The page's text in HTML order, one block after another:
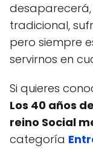
tradicional,
pero siempre
servirnos en
Si quieres
Los 40 años
reino Social
categoría